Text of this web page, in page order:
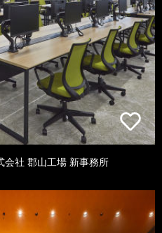
会社 郡山工場 新事務所